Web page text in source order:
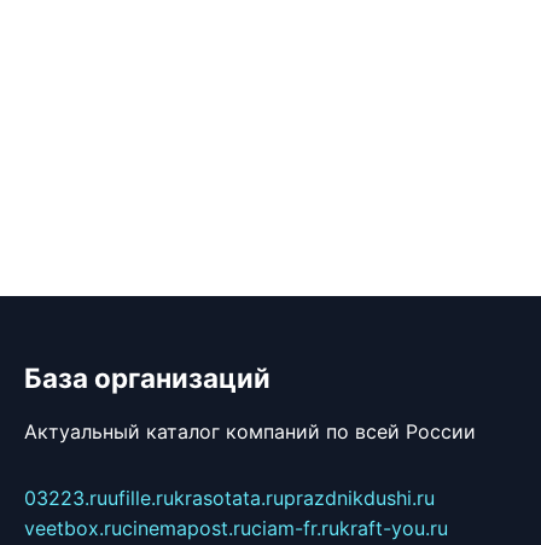
База организаций
Актуальный каталог компаний по всей России
03223.ruufille.rukrasotata.ruprazdnikdushi.ru
veetbox.rucinemapost.ruciam-fr.rukraft-you.ru